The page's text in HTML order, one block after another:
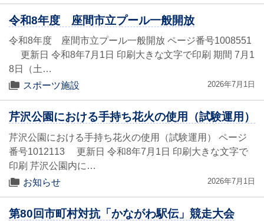
令和8年度 座間市立プール一般開放
令和8年度 座間市立プール一般開放 ページ番号1008551
更新日 令和8年7月1日 印刷大きな文字で印刷 期間 7月1
8日（土…
スポーツ施設
2026年7月1日
芹沢公園における手持ち花火の使用（試験運用）
芹沢公園における手持ち花火の使用（試験運用） ページ
番号1012113 更新日 令和8年7月1日 印刷大きな文字で
印刷 芹沢公園内に…
お知らせ
2026年7月1日
第80回市町村対抗「かながわ駅伝」競走大会